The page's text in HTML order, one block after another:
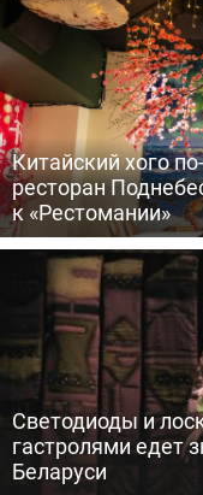
Китайский хого
ресторан
к «Рестомании»
Светодиоды и
гастролями едет
Беларуси